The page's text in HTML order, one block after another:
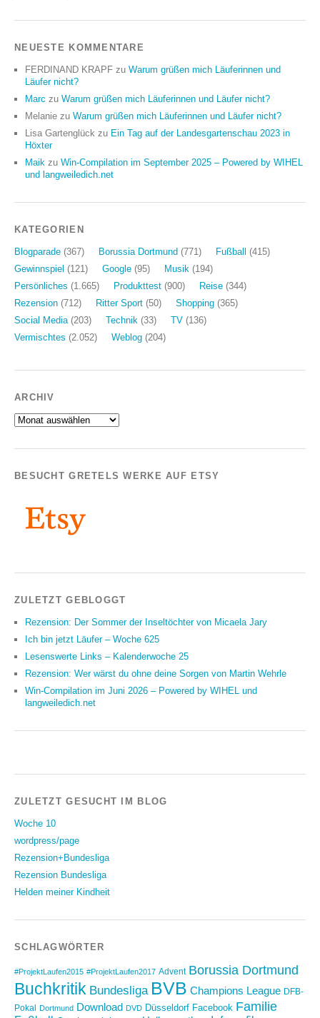
NEUESTE KOMMENTARE
FERDINAND KRAPF zu Warum grüßen mich Läuferinnen und
Läufer nicht?
Marc zu Warum grüßen mich Läuferinnen und Läufer nicht?
Melanie zu Warum grüßen mich Läuferinnen und Läufer nicht?
Lisa Gartenglück zu Ein Tag auf der Landesgartenschau 2023 in
Höxter
Maik zu Win-Compilation im September 2025 – Powered by WIHEL
und langweiledich.net
KATEGORIEN
Blogparade (367) Borussia Dortmund (771) Fußball
(415)
Gewinnspiel (121) Google (95) Musik (194)
Persönliches (1.665) Produkttest (900) Reise (344)
Rezension (712) Ritter Sport (50) Shopping (365)
Social Media(203) Technik (33) TV (136)
Vermischtes (2.052) Weblog (204)
ARCHIV
Archiv
BESUCHT GRETELS WERKE AUF ETSY
ZULETZT GEBLOGGT
Rezension: Der Sommer der Inseltöchter von Micaela Jary
Ich bin jetzt Läufer – Woche 625
Lesenswerte Links – Kalenderwoche 25
Rezension: Wer wärst du ohne deine Sorgen von Martin Wehrle
Win-Compilation im Juni 2026 – Powered by WIHEL und
langweiledich.net
ZULETZT GESUCHT IM BLOG
Woche 10
wordpress/page
Rezension+Bundesliga
Rezension Bundesliga
Helden meiner Kindheit
SCHLAGWÖRTER
#ProjektLaufen2015 #ProjektLaufen2017 Advent Borussia Dortmund
Buchkritik Bundesliga BVB Champions League DFB-
Pokal
Dortmund Download DVD Düsseldorf Facebook Familie